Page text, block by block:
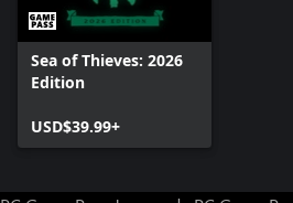
Sea of Thieves: 2026
Edition
USD$39.99+